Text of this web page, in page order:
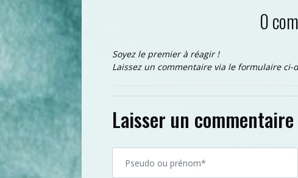
0
Soyez le premier à réagir !
Laissez un commentaire via le formulaire ci-
Laisser un commentaire